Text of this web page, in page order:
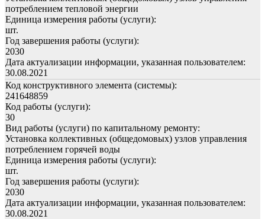
потреблением тепловой энергии
Единица измерения работы (услуги):
шт.
Год завершения работы (услуги):
2030
Дата актуализации информации, указанная пользователем:
30.08.2021
Код конструктивного элемента (системы):
241648859
Код работы (услуги):
30
Вид работы (услуги) по капитальному ремонту:
Установка коллективных (общедомовых) узлов управления
потреблением горячей воды
Единица измерения работы (услуги):
шт.
Год завершения работы (услуги):
2030
Дата актуализации информации, указанная пользователем:
30.08.2021